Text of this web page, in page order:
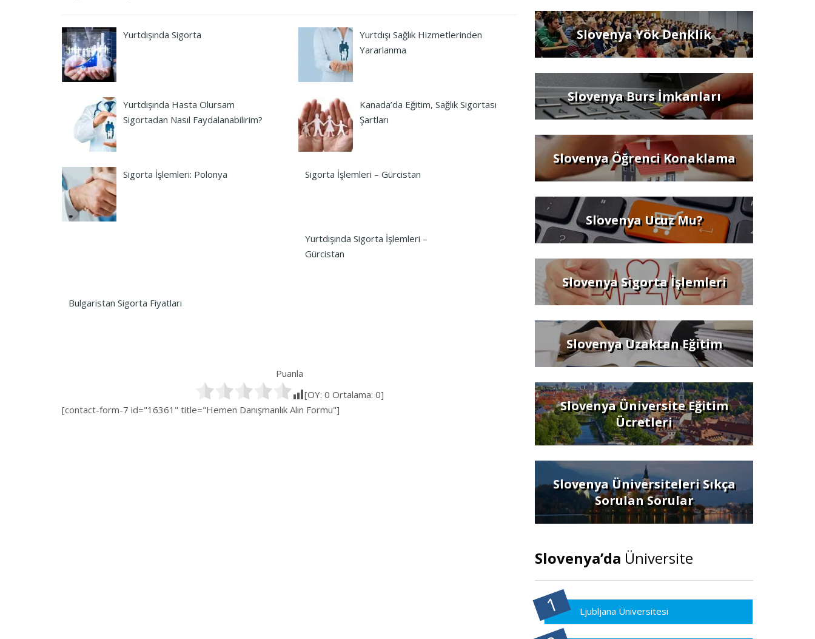
Yurtdışında Sigorta
Yurtdışı Sağlık Hizmetlerinden
Yararlanma
Yurtdışında Hasta Olursam
Sigortadan Nasıl Faydalanabilirim?
Kanada’da Eğitim, Sağlık Sigortası
Şartları
Sigorta İşlemleri: Polonya Sigorta İşlemleri – Gürcistan
Yurtdışında Sigorta İşlemleri –
Gürcistan
Bulgaristan Sigorta Fiyatları
Puanla
[OY: 0 Ortalama: 0]
[contact-form-7 id="16361" title="Hemen Danışmanlık Alın Formu"]
Slovenya Yök Denklik
Slovenya Burs İmkanları
Slovenya Öğrenci Konaklama
Slovenya Ucuz Mu?
Slovenya Sigorta İşlemleri
Slovenya Uzaktan Eğitim
Slovenya Üniversite Eğitim
Ücretleri
Slovenya Üniversiteleri Sıkça
Sorulan Sorular
Slovenya’da Üniversite
Ljubljana Üniversitesi